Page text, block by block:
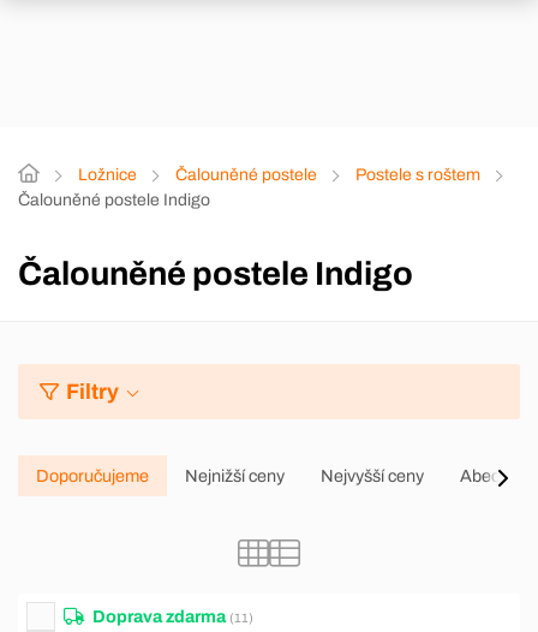
Ložnice Čalouněné postele
Postele s roštem
Čalouněné postele Indigo
Čalouněné postele Indigo
Filtry
Doporučujeme Nejnižší ceny Nejvyšší ceny Abecedně
Doprava zdarma (11)